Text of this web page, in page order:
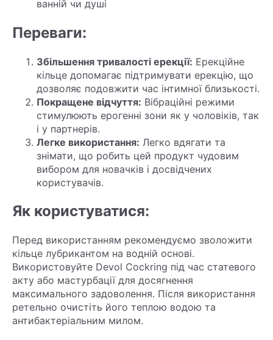
ванній чи душі
Переваги:
Збільшення тривалості ерекції: Ерекційне
кільце допомагає підтримувати ерекцію, що
дозволяє подовжити час інтимної близькості.
Покращене відчуття: Вібраційні режими
стимулюють ерогенні зони як у чоловіків, так
і у партнерів.
Легке використання: Легко вдягати та
знімати, що робить цей продукт чудовим
вибором для новачків і досвідчених
користувачів.
Як користуватися:
Перед використанням рекомендуємо зволожити
кільце лубрикантом на водній основі.
Використовуйте Devol Cockring під час статевого
акту або мастурбації для досягнення
максимального задоволення. Після використання
ретельно очистіть його теплою водою та
антибактеріальним милом.